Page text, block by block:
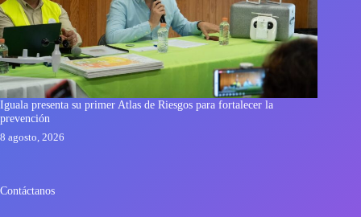
Iguala presenta su primer Atlas de Riesgos para fortalecer la
prevención
8 agosto, 2026
Contáctanos